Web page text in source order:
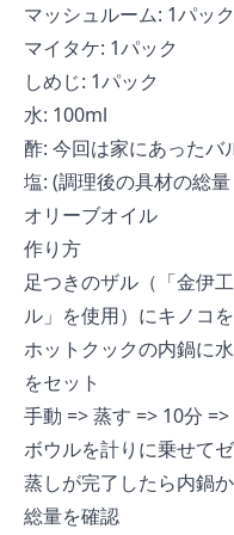
マッシュルーム: 1パック
マイタケ: 1パック
しめじ: 1パック
水: 100ml
酢: 今回は家にあったバ
塩: (調理後の具材の総
オリーブオイル
作り方
足つきのザル（「金伊
ル 」を使用）にキノコ
ホットクックの内鍋に
をセット
手動 => 蒸す => 10分 =>
ボウルを計りに乗せて
蒸しが完了したら内鍋
総量を確認